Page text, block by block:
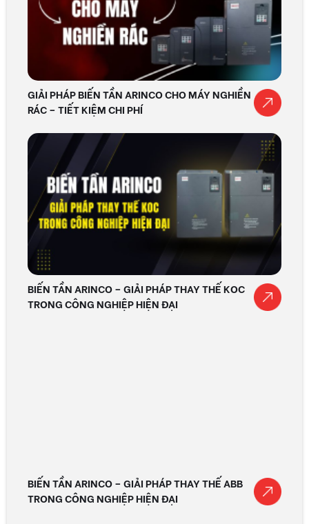
GIẢI PHÁP BIẾN TẦN ARINCO CHO MÁY NGHIỀN
RÁC – TIẾT KIỆM CHI PHÍ
BIẾN TẦN ARINCO – GIẢI PHÁP THAY THẾ KOC
TRONG CÔNG NGHIỆP HIỆN ĐẠI
BIẾN TẦN ARINCO – GIẢI PHÁP THAY THẾ ABB
TRONG CÔNG NGHIỆP HIỆN ĐẠI